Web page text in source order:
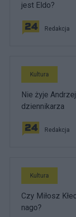
jest Eldo?
Redakcja
Kultura
Nie żyje
dziennikarza
Redakcja
Kultura
Czy Miłosz
nago?